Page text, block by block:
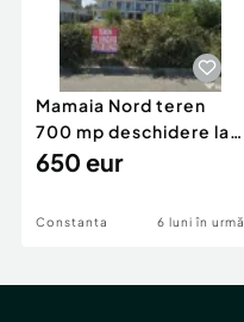
Mamaia Nord teren
700 mp deschidere la
D24 si D25
650 eur
Constanta 6 luni în urmă